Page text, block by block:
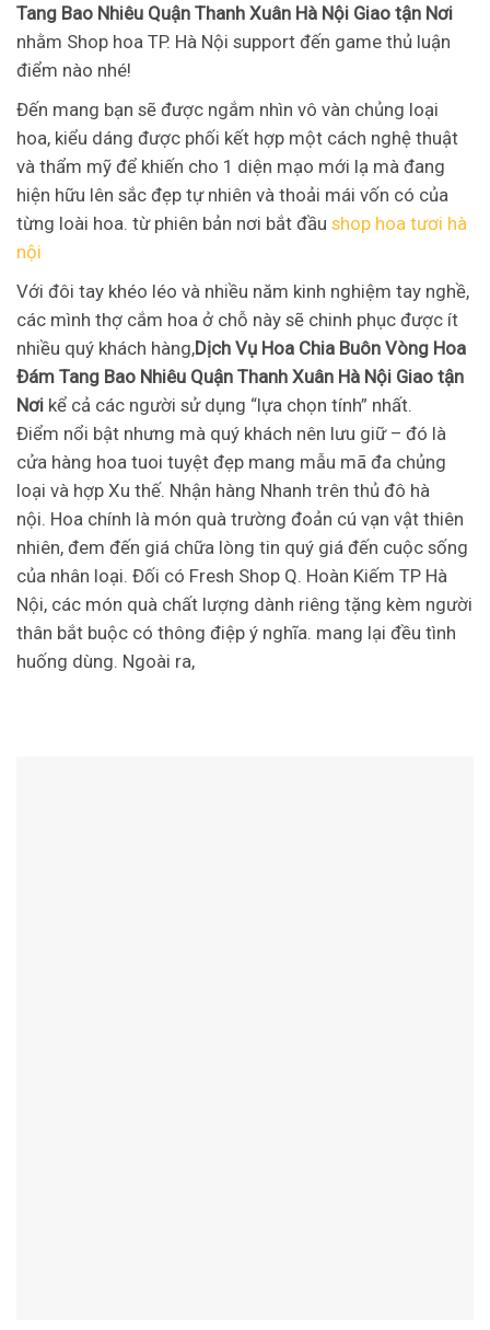
Tang Bao Nhiêu Quận Thanh Xuân Hà Nội Giao tận Nơi
nhằm Shop hoa TP. Hà Nội support đến game thủ luận
điểm nào nhé!
Đến mang bạn sẽ được ngắm nhìn vô vàn chủng loại
hoa, kiểu dáng được phối kết hợp một cách nghệ thuật
và thẩm mỹ để khiến cho 1 diện mạo mới lạ mà đang
hiện hữu lên sắc đẹp tự nhiên và thoải mái vốn có của
từng loài hoa. từ phiên bản nơi bắt đầu shop hoa tươi hà
nội
Với đôi tay khéo léo và nhiều năm kinh nghiệm tay nghề,
các mình thợ cắm hoa ở chỗ này sẽ chinh phục được ít
nhiều quý khách hàng,Dịch Vụ Hoa Chia Buôn Vòng Hoa
Đám Tang Bao Nhiêu Quận Thanh Xuân Hà Nội Giao tận
Nơi kể cả các người sử dụng “lựa chọn tính” nhất.
Điểm nổi bật nhưng mà quý khách nên lưu giữ – đó là
cửa hàng hoa tuoi tuyệt đẹp mang mẫu mã đa chủng
loại và hợp Xu thế. Nhận hàng Nhanh trên thủ đô hà
nội. Hoa chính là món quà trường đoản cú vạn vật thiên
nhiên, đem đến giá chữa lòng tin quý giá đến cuộc sống
của nhân loại. Đối có Fresh Shop Q. Hoàn Kiếm TP Hà
Nội, các món quà chất lượng dành riêng tặng kèm người
thân bắt buộc có thông điệp ý nghĩa. mang lại đều tình
huống dùng. Ngoài ra,